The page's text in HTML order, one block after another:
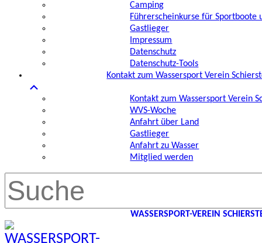
Camping
Führerscheinkurse für Sportboote
Gastlieger
Impressum
Datenschutz
Datenschutz-Tools
Kontakt zum Wassersport Verein
Kontakt zum Wassersport Verein
WVS-Woche
Anfahrt über Land
Gastlieger
Anfahrt zu Wasser
Mitglied werden
WASSERSPORT-VEREIN